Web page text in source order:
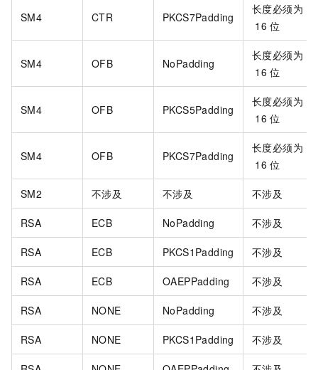
SM4 CTR PKCS7Padding
长度必须为
16 位
SM4 OFB NoPadding
长度必须为
16 位
SM4 OFB PKCS5Padding
长度必须为
16 位
SM4 OFB PKCS7Padding
长度必须为
16 位
SM2 不涉及 不涉及 不涉及
RSA ECB NoPadding 不涉及
RSA ECB PKCS1Padding 不涉及
RSA ECB OAEPPadding 不涉及
RSA NONE NoPadding 不涉及
RSA NONE PKCS1Padding 不涉及